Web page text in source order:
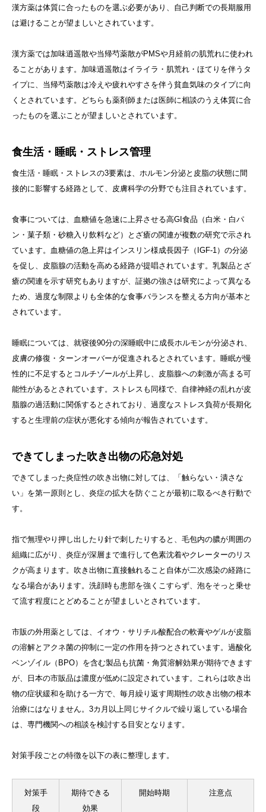
漢方薬は体質に合ったものを選ぶ必要があり、自己判断での長期服用
は避けることが望ましいとされています。
漢方薬では加味逍遥散や当帰芍薬散がPMSや月経前の肌荒れに使われ
ることがあります。加味逍遥散はイライラ・肌荒れ・ほてりを伴うタ
イプに、当帰芍薬散は冷えや疲れやすさを伴う貧血気味のタイプに向
くとされています。どちらも薬剤師または医師に相談のうえ体質に合
ったものを選ぶことが望ましいとされています。
食生活・睡眠・ストレス管理
食生活・睡眠・ストレスの3要素は、ホルモン分泌と皮脂の状態に間
接的に影響する経路として、皮膚科学の分野でも注目されています。
食事については、血糖値を急速に上昇させる高GI食品（白米・白パ
ン・菓子類・砂糖入り飲料など）とざ瘡の関連が複数の研究で示され
ています。血糖値の急上昇はインスリン様成長因子（IGF-1）の分泌
を促し、皮脂腺の活動を高める経路が提唱されています。乳製品とざ
瘡の関連を示す研究もありますが、証拠の強さは研究によって異なる
ため、過度な制限よりも全体的な食事バランスを整える方向が基本と
されています。
睡眠については、就寝後90分の深睡眠中に成長ホルモンが分泌され、
皮膚の修復・ターンオーバーが促進されるとされています。睡眠が慢
性的に不足するとコルチゾールが上昇し、皮脂腺への刺激が高まる可
能性があるとされています。ストレスも同様で、自律神経の乱れが皮
脂腺の過活動に関係するとされており、過度なストレス負荷が長期化
すると生理前の症状が悪化する傾向が報告されています。
できてしまった吹き出物の応急対処
できてしまった炎症性の吹き出物に対しては、「触らない・潰さな
い」を第一原則とし、炎症の拡大を防ぐことが最初に取るべき行動で
す。
指で無理やり押し出したり針で刺したりすると、毛包内の膿が周囲の
組織に広がり、炎症が深層まで進行して色素沈着やクレーターのリス
クが高まります。吹き出物に直接触れること自体が二次感染の経路に
なる場合があります。洗顔時も患部を強くこすらず、泡をそっと乗せ
て流す程度にとどめることが望ましいとされています。
市販の外用薬としては、イオウ・サリチル酸配合の軟膏やゲルが皮脂
の溶解とアクネ菌の抑制に一定の作用を持つとされています。過酸化
ベンゾイル（BPO）を含む製品も抗菌・角質溶解効果が期待できます
が、日本の市販品は濃度が低めに設定されています。これらは吹き出
物の症状緩和を助ける一方で、毎月繰り返す周期性の吹き出物の根本
治療にはなりません。3カ月以上同じサイクルで繰り返している場合
は、専門機関への相談を検討する目安となります。
対策手段ごとの特徴を以下の表に整理します。
対策手
段
期待できる
効果
開始時期 注意点